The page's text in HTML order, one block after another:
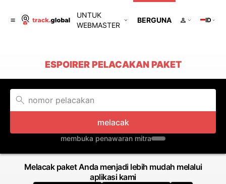
UNTUK
WEBMASTER
BERGUNA ID
ESPOIRER PELACAKAN PAKET
melacak
membuka penawaran mitra
Melacak paket Anda menjadi lebih mudah melalui
aplikasi kami